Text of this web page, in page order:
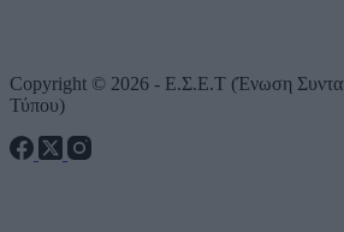
Copyright © 2026 - Ε.Σ.Ε.Τ (Ένωση
Τύπου)